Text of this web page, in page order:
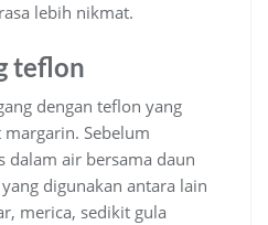
lebih nikmat.
teflon
dengan teflon yang
Sebelum
dalam air bersama daun
digunakan antara lain
merica, sedikit gula